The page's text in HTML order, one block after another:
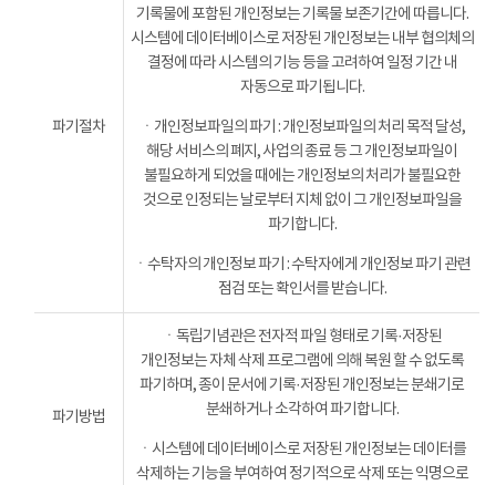
파기절차
기록물에 포함된 개인정보는 기록물 보존기간에 따릅니다.
시스템에 데이터베이스로 저장된 개인정보는 내부 협의체의
결정에 따라 시스템의 기능 등을 고려하여 일정 기간 내
자동으로 파기됩니다.
ㆍ개인정보파일의 파기 : 개인정보파일의 처리 목적 달성,
해당 서비스의 폐지, 사업의 종료 등 그 개인정보파일이
불필요하게 되었을 때에는 개인정보의 처리가 불필요한
것으로 인정되는 날로부터 지체 없이 그 개인정보파일을
파기합니다.
ㆍ수탁자의 개인정보 파기 : 수탁자에게 개인정보 파기 관련
점검 또는 확인서를 받습니다.
파기방법
ㆍ독립기념관은 전자적 파일 형태로 기록·저장된
개인정보는 자체 삭제 프로그램에 의해 복원 할 수 없도록
파기하며, 종이 문서에 기록·저장된 개인정보는 분쇄기로
분쇄하거나 소각하여 파기합니다.
ㆍ시스템에 데이터베이스로 저장된 개인정보는 데이터를
삭제하는 기능을 부여하여 정기적으로 삭제 또는 익명으로